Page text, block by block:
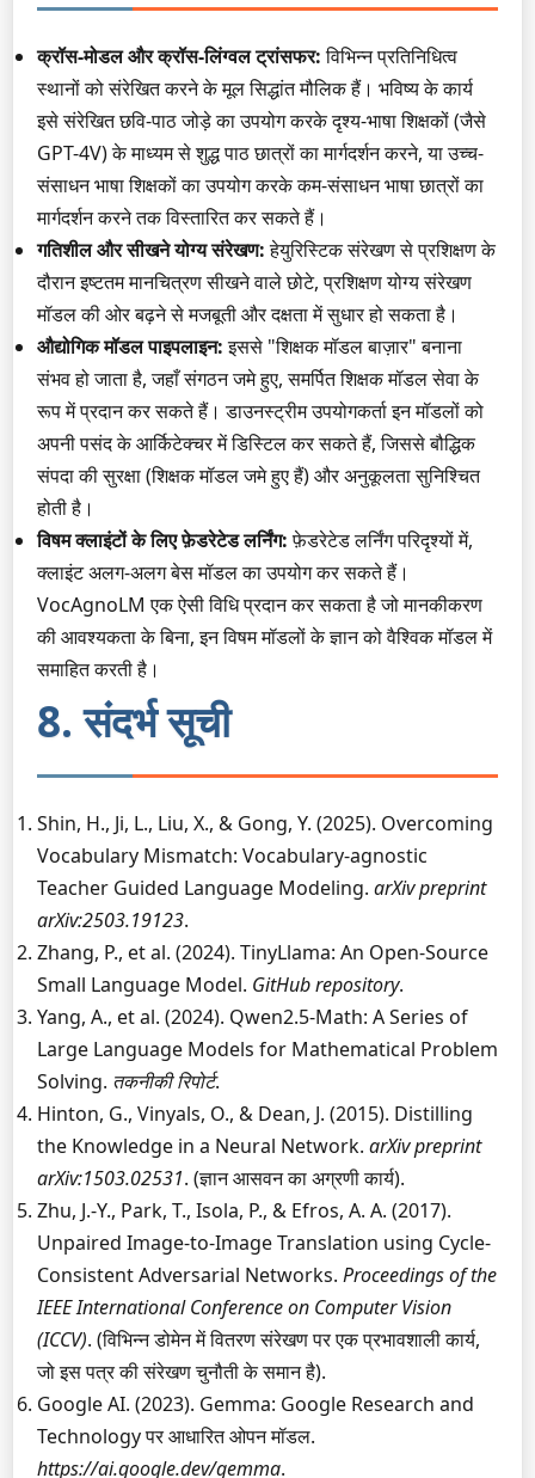
क्रॉस-मोडल और क्रॉस-लिंग्वल ट्रांसफर:विभिन्न प्रतिनिधित्व
स्थानों को संरेखित करने के मूल सिद्धांत मौलिक हैं। भविष्य के कार्य
इसे संरेखित छवि-पाठ जोड़े का उपयोग करके दृश्य-भाषा शिक्षकों (जैसे
GPT-4V) के माध्यम से शुद्ध पाठ छात्रों का मार्गदर्शन करने, या उच्च-
संसाधन भाषा शिक्षकों का उपयोग करके कम-संसाधन भाषा छात्रों का
मार्गदर्शन करने तक विस्तारित कर सकते हैं।
गतिशील और सीखने योग्य संरेखण:हेयुरिस्टिक संरेखण से प्रशिक्षण के
दौरान इष्टतम मानचित्रण सीखने वाले छोटे, प्रशिक्षण योग्य संरेखण
मॉडल की ओर बढ़ने से मजबूती और दक्षता में सुधार हो सकता है।
औद्योगिक मॉडल पाइपलाइन:इससे "शिक्षक मॉडल बाज़ार" बनाना
संभव हो जाता है, जहाँ संगठन जमे हुए, समर्पित शिक्षक मॉडल सेवा के
रूप में प्रदान कर सकते हैं। डाउनस्ट्रीम उपयोगकर्ता इन मॉडलों को
अपनी पसंद के आर्किटेक्चर में डिस्टिल कर सकते हैं, जिससे बौद्धिक
संपदा की सुरक्षा (शिक्षक मॉडल जमे हुए हैं) और अनुकूलता सुनिश्चित
होती है।
विषम क्लाइंटों के लिए फ़ेडरेटेड लर्निंग:फ़ेडरेटेड लर्निंग परिदृश्यों में,
क्लाइंट अलग-अलग बेस मॉडल का उपयोग कर सकते हैं।
VocAgnoLM एक ऐसी विधि प्रदान कर सकता है जो मानकीकरण
की आवश्यकता के बिना, इन विषम मॉडलों के ज्ञान को वैश्विक मॉडल में
समाहित करती है।
8. संदर्भ सूची
Shin, H., Ji, L., Liu, X., & Gong, Y. (2025). Overcoming
Vocabulary Mismatch: Vocabulary-agnostic
Teacher Guided Language Modeling. arXiv preprint
arXiv:2503.19123.
Zhang, P., et al. (2024). TinyLlama: An Open-Source
Small Language Model. GitHub repository.
Yang, A., et al. (2024). Qwen2.5-Math: A Series of
Large Language Models for Mathematical Problem
Solving. तकनीकी रिपोर्ट.
Hinton, G., Vinyals, O., & Dean, J. (2015). Distilling
the Knowledge in a Neural Network. arXiv preprint
arXiv:1503.02531. (ज्ञान आसवन का अग्रणी कार्य).
Zhu, J.-Y., Park, T., Isola, P., & Efros, A. A. (2017).
Unpaired Image-to-Image Translation using Cycle-
Consistent Adversarial Networks. Proceedings of the
IEEE International Conference on Computer Vision
(ICCV). (विभिन्न डोमेन में वितरण संरेखण पर एक प्रभावशाली कार्य,
जो इस पत्र की संरेखण चुनौती के समान है).
Google AI. (2023). Gemma: Google Research and
Technology पर आधारित ओपन मॉडल.
https://ai.google.dev/gemma.